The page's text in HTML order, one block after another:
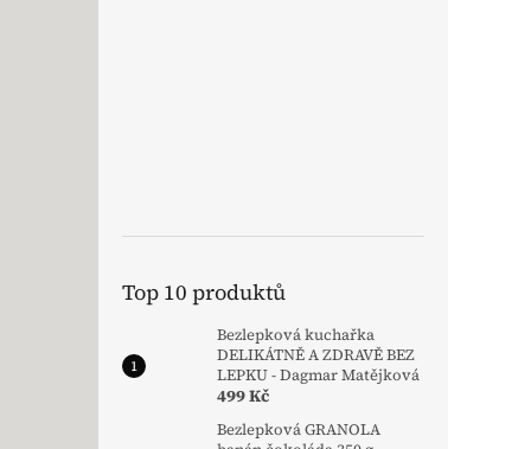
Top 10 produktů
Bezlepková kuchařka
DELIKÁTNĚ A ZDRAVĚ BEZ
LEPKU - Dagmar Matějková
499 Kč
Bezlepková GRANOLA